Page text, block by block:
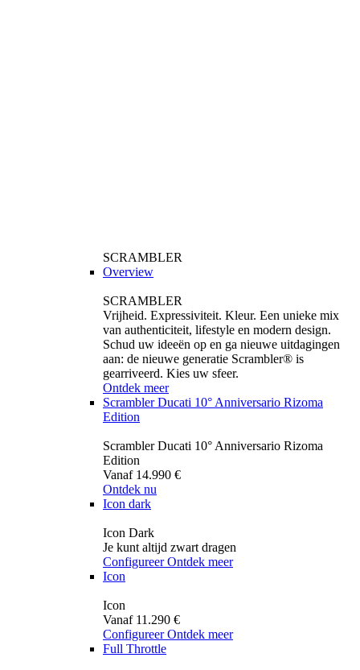
SCRAMBLER
Overview
SCRAMBLER
Vrijheid. Expressiviteit. Kleur. Een unieke mix
van authenticiteit, lifestyle en modern design.
Schud uw ideeën op en ga nieuwe uitdagingen
aan: de nieuwe generatie Scrambler® is
gearriveerd. Kies uw sfeer.
Ontdek meer
Scrambler Ducati 10° Anniversario Rizoma
Edition
Scrambler Ducati 10° Anniversario Rizoma
Edition
Vanaf 14.990 €
Ontdek nu
Icon dark
Icon Dark
Je kunt altijd zwart dragen
Configureer Ontdek meer
Icon
Icon
Vanaf 11.290 €
Configureer Ontdek meer
Full Throttle